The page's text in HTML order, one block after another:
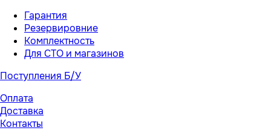
Гарантия
Резервировние
Комплектность
Для СТО и магазинов
Поступления Б/У
Оплата
Доставка
Контакты